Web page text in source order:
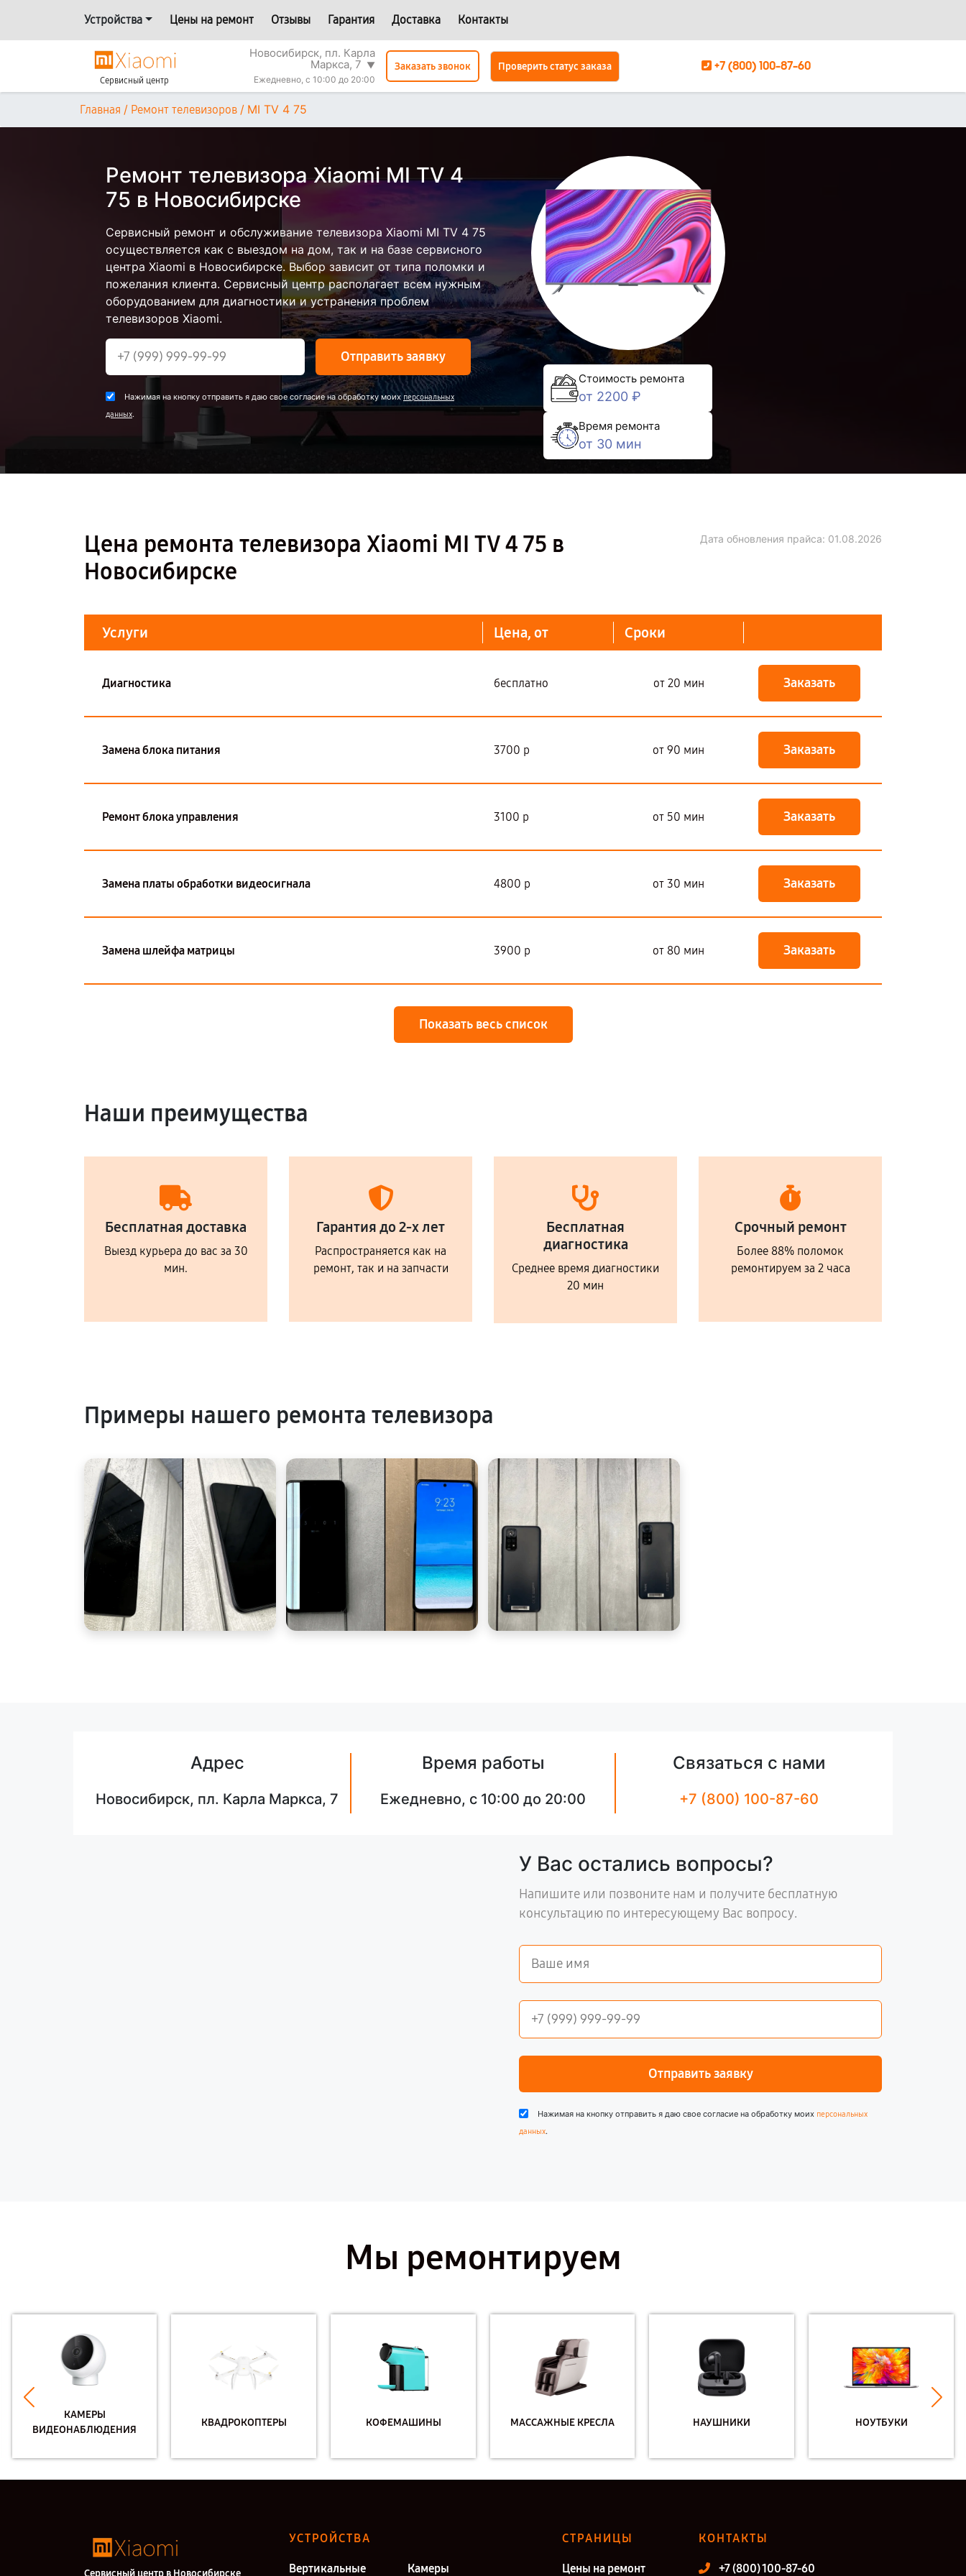
Устройства Цены на ремонт Отзывы Гарантия Доставка Контакты
Сервисный центр
Новосибирск, пл. Карла
Маркса, 7 ▼
Ежедневно, с 10:00 до 20:00
Заказать звонок Проверить статус заказа +7 (800) 100-87-60
Главная / Ремонт телевизоров / MI TV 4 75
Ремонт телевизора Xiaomi MI TV 4
75 в Новосибирске
Сервисный ремонт и обслуживание телевизора Xiaomi MI TV 4 75
осуществляется как с выездом на дом, так и на базе сервисного
центра Xiaomi в Новосибирске. Выбор зависит от типа поломки и
пожелания клиента. Сервисный центр располагает всем нужным
оборудованием для диагностики и устранения проблем
телевизоров Xiaomi.
Отправить заявку
Нажимая на кнопку отправить я даю свое согласие на обработку моихперсональных
данных.
Стоимость ремонта
от 2200 ₽
Время ремонта
от 30 мин
Цена ремонта телевизора Xiaomi MI TV 4 75 в
Новосибирске
Дата обновления прайса: 01.08.2026
Услуги Цена, от Сроки
Диагностика бесплатно от 20 мин Заказать
Замена блока питания 3700 р от 90 мин Заказать
Ремонт блока управления 3100 р от 50 мин Заказать
Замена платы обработки видеосигнала 4800 р от 30 мин Заказать
Замена шлейфа матрицы 3900 р от 80 мин Заказать
Показать весь список
Наши преимущества
Бесплатная доставка
Выезд курьера до вас за 30
мин.
Гарантия до 2-х лет
Распространяется как на
ремонт, так и на запчасти
Бесплатная
диагностика
Среднее время диагностики
20 мин
Срочный ремонт
Более 88% поломок
ремонтируем за 2 часа
Примеры нашего ремонта телевизора
Адрес
Новосибирск, пл. Карла Маркса, 7
Время работы
Ежедневно, с 10:00 до 20:00
Связаться с нами
+7 (800) 100-87-60
У Вас остались вопросы?
Напишите или позвоните нам и получите бесплатную
консультацию по интересующему Вас вопросу.
Отправить заявку
Нажимая на кнопку отправить я даю свое согласие на обработку моих персональных
данных.
Мы ремонтируем
КАМЕРЫ
ВИДЕОНАБЛЮДЕНИЯ
КВАДРОКОПТЕРЫ КОФЕМАШИНЫ МАССАЖНЫЕ КРЕСЛА НАУШНИКИ НОУТБУКИ
Сервисный центр в Новосибирске
УСТРОЙСТВА
Вертикальные Камеры
СТРАНИЦЫ
Цены на ремонт
КОНТАКТЫ
+7 (800) 100-87-60